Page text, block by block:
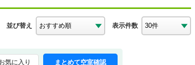
並び替え 表示件数
気に入り まとめて空室確認